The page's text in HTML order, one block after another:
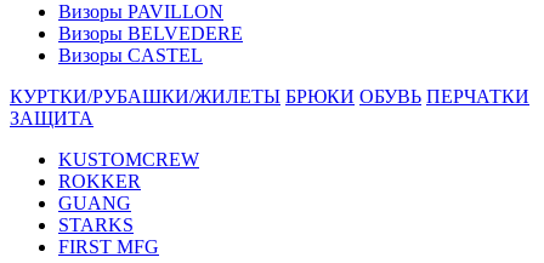
Визоры PAVILLON
Визоры BELVEDERE
Визоры CASTEL
КУРТКИ/РУБАШКИ/ЖИЛЕТЫ БРЮКИ ОБУВЬ ПЕРЧАТКИ
ЗАЩИТА
KUSTOMCREW
ROKKER
GUANG
STARKS
FIRST MFG